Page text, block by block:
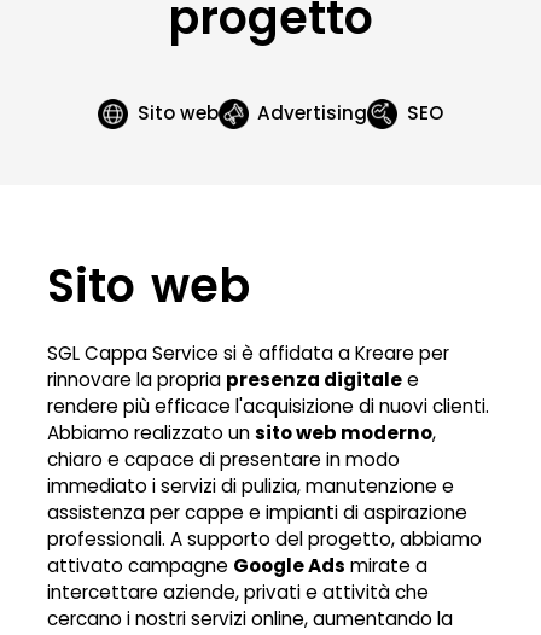
progetto
Sito web Advertising SEO
Sito web
SGL Cappa Service si è affidata a Kreare per
rinnovare la propria presenza digitalee
rendere più efficace l'acquisizione di nuovi clienti.
Abbiamo realizzato unsito web moderno,
chiaro e capace di presentare in modo
immediato i servizi di pulizia, manutenzione e
assistenza per cappe e impianti di aspirazione
professionali. A supporto del progetto, abbiamo
attivato campagne Google Ads mirate a
intercettare aziende, privati e attività che
cercano i nostri servizi online, aumentando la